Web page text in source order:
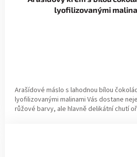
lyofilizovanými
Arašídové máslo s lahodnou bílou
lyofilizovanými malinami Vás dostane
růžové barvy, ale hlavně delikátní chutí